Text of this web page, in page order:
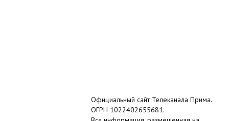
Официальный сайт Телеканала Прима.
ОГРН 1022402655681.